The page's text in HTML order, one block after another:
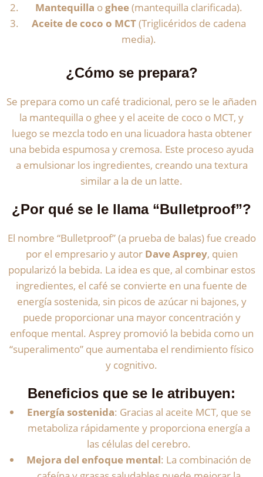
Mantequilla oghee(mantequilla clarificada).
Aceite de coco o MCT(Triglicéridos de cadena
media).
¿Cómo se prepara?
Se prepara como un café tradicional, pero se le añaden
la mantequilla o ghee y el aceite de coco o MCT, y
luego se mezcla todo en una licuadora hasta obtener
una bebida espumosa y cremosa. Este proceso ayuda
a emulsionar los ingredientes, creando una textura
similar a la de un latte.
¿Por qué se le llama “Bulletproof”?
El nombre “Bulletproof” (a prueba de balas) fue creado
por el empresario y autor Dave Asprey, quien
popularizó la bebida. La idea es que, al combinar estos
ingredientes, el café se convierte en una fuente de
energía sostenida, sin picos de azúcar ni bajones, y
puede proporcionar una mayor concentración y
enfoque mental. Asprey promovió la bebida como un
“superalimento” que aumentaba el rendimiento físico
y cognitivo.
Beneficios que se le atribuyen:
Energía sostenida: Gracias al aceite MCT, que se
metaboliza rápidamente y proporciona energía a
las células del cerebro.
Mejora del enfoque mental: La combinación de